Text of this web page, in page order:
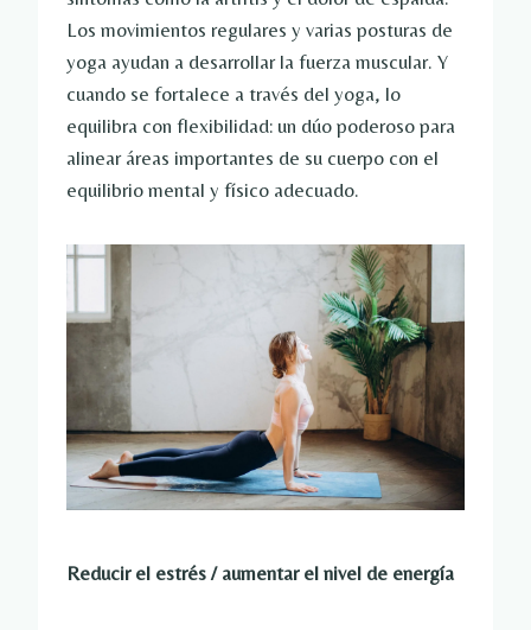
Los movimientos regulares y varias posturas de
yoga ayudan a desarrollar la fuerza muscular. Y
cuando se fortalece a través del yoga, lo
equilibra con flexibilidad: un dúo poderoso para
alinear áreas importantes de su cuerpo con el
equilibrio mental y físico adecuado.
Reducir el estrés / aumentar el nivel de energía